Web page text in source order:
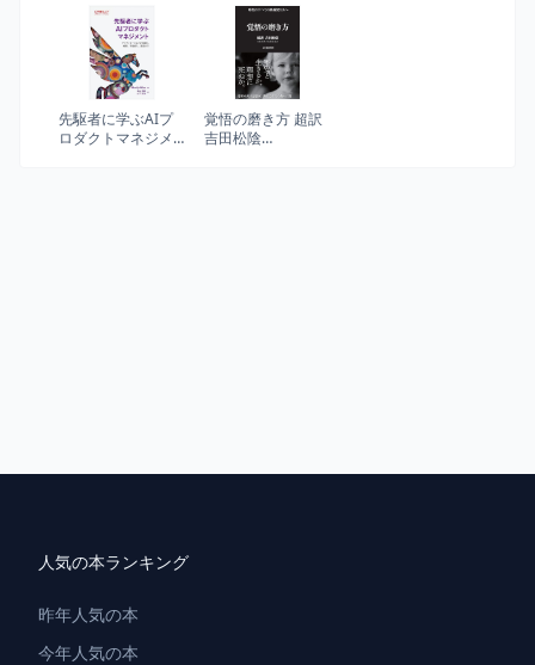
スペリエンスのた
めの調査、設計、
評価手法―
致命的な失敗を避
けるための26話
先駆者に学ぶAIプ
ロダクトマネジメ
覚悟の磨き方 超訳
吉田松陰
人気の本ランキング
昨年人気の本
今年人気の本